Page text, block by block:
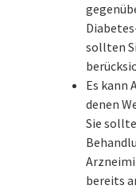
sollten
Es kann
denen
Sie
bereits